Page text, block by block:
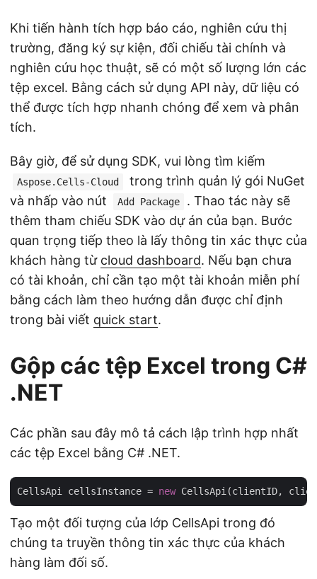
Khi tiến hành tích hợp báo cáo, nghiên cứu thị
trường, đăng ký sự kiện, đối chiếu tài chính và
nghiên cứu học thuật, sẽ có một số lượng lớn các
tệp excel. Bằng cách sử dụng API này, dữ liệu có
thể được tích hợp nhanh chóng để xem và phân
tích.
Bây giờ, để sử dụng SDK, vui lòng tìm kiếm
Aspose.Cells-Cloud
trong trình quản lý gói NuGet
và nhấp vào nút
Add Package
. Thao tác này sẽ
thêm tham chiếu SDK vào dự án của bạn. Bước
quan trọng tiếp theo là lấy thông tin xác thực của
khách hàng từ cloud dashboard. Nếu bạn chưa
có tài khoản, chỉ cần tạo một tài khoản miễn phí
bằng cách làm theo hướng dẫn được chỉ định
trong bài viết quick start.
Gộp các tệp Excel trong C#
.NET
Các phần sau đây mô tả cách lập trình hợp nhất
các tệp Excel bằng C# .NET.
CellsApi cellsInstance = new
Tạo một đối tượng của lớp CellsApi trong đó
chúng ta truyền thông tin xác thực của khách
hàng làm đối số.